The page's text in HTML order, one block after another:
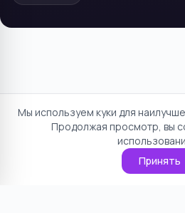
Мы используем куки для
Продолжая просмотр, вы
Принять